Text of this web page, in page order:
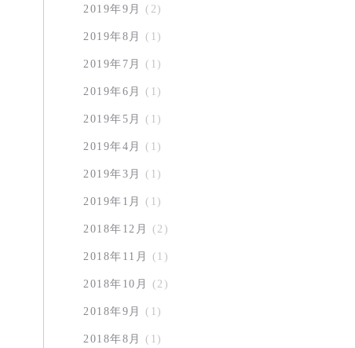
2019年9月 (2)
2019年8月 (1)
2019年7月 (1)
2019年6月 (1)
2019年5月 (1)
2019年4月 (1)
2019年3月 (1)
2019年1月 (1)
2018年12月 (2)
2018年11月 (1)
2018年10月 (2)
2018年9月 (1)
2018年8月 (1)